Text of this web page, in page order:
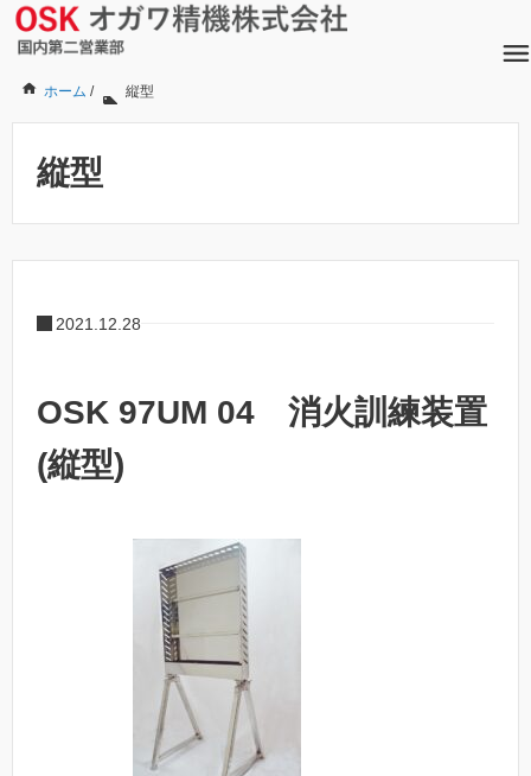
ホーム / 縦型
縦型
2021.12.28
OSK 97UM 04 消火訓練装置
(縦型)